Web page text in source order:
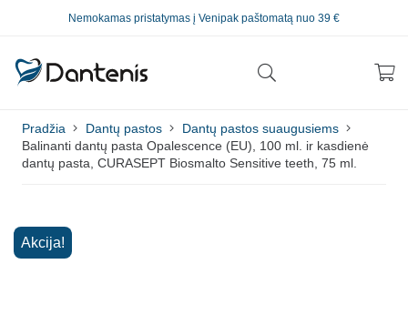
Nemokamas pristatymas į Venipak paštomatą nuo 39 €
Pradžia Dantų pastos
Dantų pastos suaugusiems
Balinanti dantų pasta Opalescence (EU), 100 ml. ir kasdienė
dantų pasta, CURASEPT Biosmalto Sensitive teeth, 75 ml.
Akcija!